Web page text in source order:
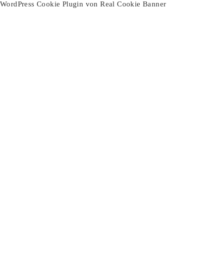
WordPress Cookie Plugin von Real Cookie Banner